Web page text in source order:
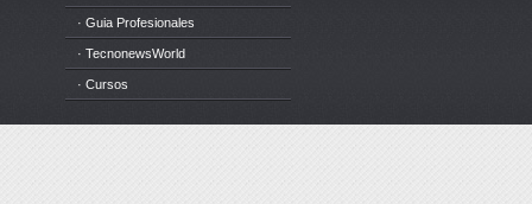
· Guia Profesionales
· TecnonewsWorld
· Cursos